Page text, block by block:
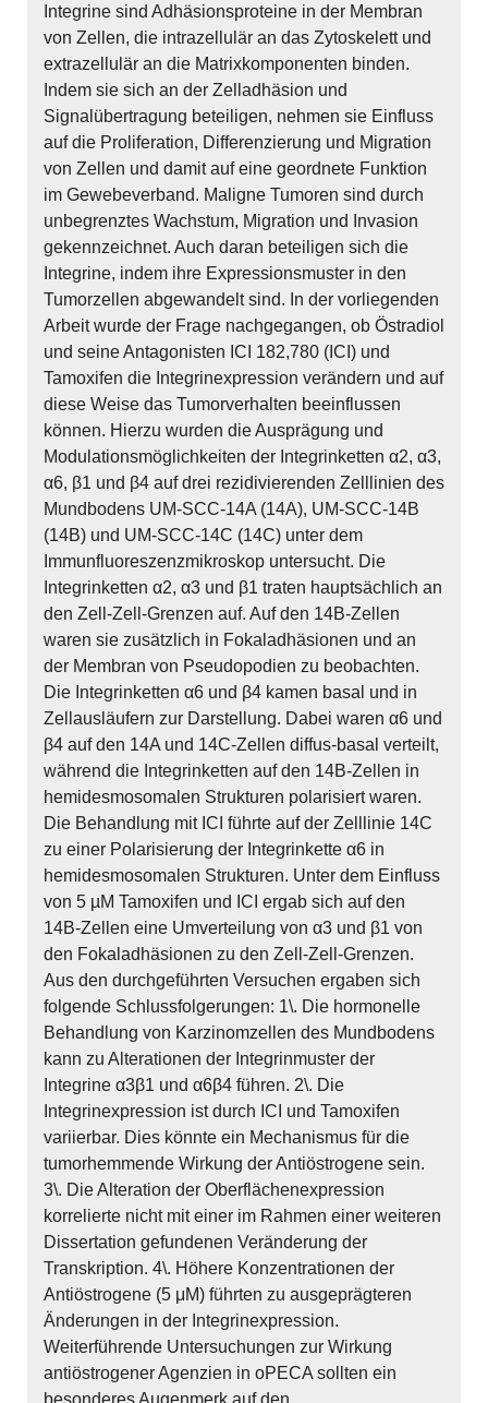
Integrine sind Adhäsionsproteine in der Membran
von Zellen, die intrazellulär an das Zytoskelett und
extrazellulär an die Matrixkomponenten binden.
Indem sie sich an der Zelladhäsion und
Signalübertragung beteiligen, nehmen sie Einfluss
auf die Proliferation, Differenzierung und Migration
von Zellen und damit auf eine geordnete Funktion
im Gewebeverband. Maligne Tumoren sind durch
unbegrenztes Wachstum, Migration und Invasion
gekennzeichnet. Auch daran beteiligen sich die
Integrine, indem ihre Expressionsmuster in den
Tumorzellen abgewandelt sind. In der vorliegenden
Arbeit wurde der Frage nachgegangen, ob Östradiol
und seine Antagonisten ICI 182,780 (ICI) und
Tamoxifen die Integrinexpression verändern und auf
diese Weise das Tumorverhalten beeinflussen
können. Hierzu wurden die Ausprägung und
Modulationsmöglichkeiten der Integrinketten α2, α3,
α6, β1 und β4 auf drei rezidivierenden Zelllinien des
Mundbodens UM-SCC-14A (14A), UM-SCC-14B
(14B) und UM-SCC-14C (14C) unter dem
Immunfluoreszenzmikroskop untersucht. Die
Integrinketten α2, α3 und β1 traten hauptsächlich an
den Zell-Zell-Grenzen auf. Auf den 14B-Zellen
waren sie zusätzlich in Fokaladhäsionen und an
der Membran von Pseudopodien zu beobachten.
Die Integrinketten α6 und β4 kamen basal und in
Zellausläufern zur Darstellung. Dabei waren α6 und
β4 auf den 14A und 14C-Zellen diffus-basal verteilt,
während die Integrinketten auf den 14B-Zellen in
hemidesmosomalen Strukturen polarisiert waren.
Die Behandlung mit ICI führte auf der Zelllinie 14C
zu einer Polarisierung der Integrinkette α6 in
hemidesmosomalen Strukturen. Unter dem Einfluss
von 5 µM Tamoxifen und ICI ergab sich auf den
14B-Zellen eine Umverteilung von α3 und β1 von
den Fokaladhäsionen zu den Zell-Zell-Grenzen.
Aus den durchgeführten Versuchen ergaben sich
folgende Schlussfolgerungen: 1\. Die hormonelle
Behandlung von Karzinomzellen des Mundbodens
kann zu Alterationen der Integrinmuster der
Integrine α3β1 und α6β4 führen. 2\. Die
Integrinexpression ist durch ICI und Tamoxifen
variierbar. Dies könnte ein Mechanismus für die
tumorhemmende Wirkung der Antiöstrogene sein.
3\. Die Alteration der Oberflächenexpression
korrelierte nicht mit einer im Rahmen einer weiteren
Dissertation gefundenen Veränderung der
Transkription. 4\. Höhere Konzentrationen der
Antiöstrogene (5 μM) führten zu ausgeprägteren
Änderungen in der Integrinexpression.
Weiterführende Untersuchungen zur Wirkung
antiöstrogener Agenzien in oPECA sollten ein
besonderes Augenmerk auf den